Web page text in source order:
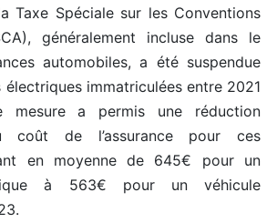
Taxe Spéciale sur les Conventions
généralement incluse dans le
automobiles, a été suspendue
immatriculées entre 2021
mesure a permis une réduction
coût de l’assurance pour ces
en moyenne de 645€ pour un
à 563€ pour un véhicule